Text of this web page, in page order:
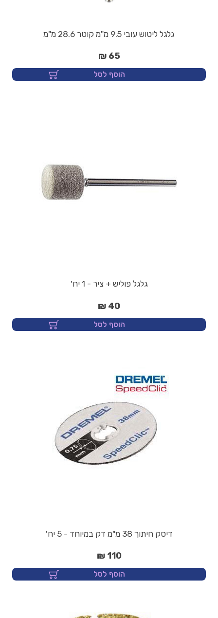
גלגל ליטוש עובי 9.5 מ"מ קוטר 28.6 מ"מ
65 ₪
הוסף לסל
גלגל פוליש + ציר - 1 יח'
40 ₪
הוסף לסל
דיסק חיתוך 38 מ"מ דק במיוחד - 5 יח'
110 ₪
הוסף לסל